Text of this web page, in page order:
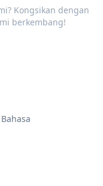
Kongsikan dengan
berkembang!